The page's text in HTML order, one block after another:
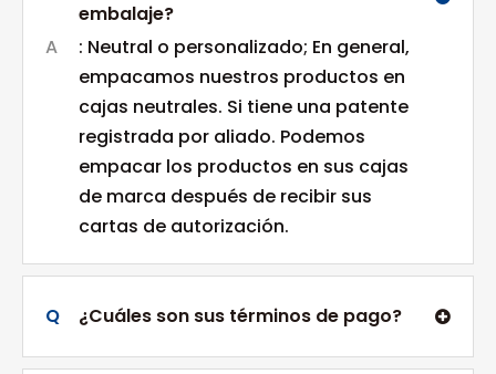
embalaje?
A
: Neutral o personalizado; En general,
empacamos nuestros productos en
cajas neutrales. Si tiene una patente
registrada por aliado. Podemos
empacar los productos en sus cajas
de marca después de recibir sus
cartas de autorización.
Q ¿Cuáles son sus términos de pago?